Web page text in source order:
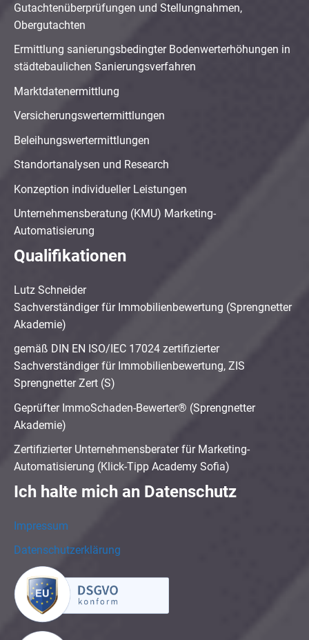
Gutachtenüberprüfungen und Stellungnahmen,
Obergutachten
Ermittlung sanierungsbedingter Bodenwerterhöhungen in
städtebaulichen Sanierungsverfahren
Marktdatenermittlung
Versicherungswertermittlungen
Beleihungswertermittlungen
Standortanalysen und Research
Konzeption individueller Leistungen
Unternehmensberatung (KMU) Marketing-
Automatisierung
Qualifikationen
Lutz Schneider
Sachverständiger für Immobilienbewertung (Sprengnetter
Akademie)
gemäß DIN EN ISO/IEC 17024 zertifizierter
Sachverständiger für Immobilienbewertung, ZIS
Sprengnetter Zert (S)
Geprüfter ImmoSchaden-Bewerter® (Sprengnetter
Akademie)
Zertifizierter Unternehmensberater für Marketing-
Automatisierung (Klick-Tipp Academy Sofia)
Ich halte mich an Datenschutz
Impressum
Datenschutzerklärung